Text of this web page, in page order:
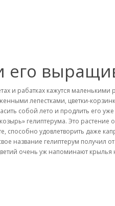
его
и рабатках кажутся
лепестками, цветки-
собой лето и продлить его
гелиптерума. Это
способно удовлетворить даже
название гелиптерум получил
очень уж напоминают крылья